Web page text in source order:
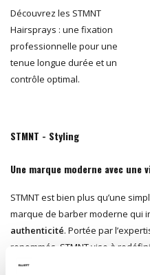
Découvrez les STMNT
Hairsprays : une fixation
professionnelle pour une
tenue longue durée et un
contrôle optimal.
STMNT - Styling
Une marque moderne avec une
STMNT est bien plus qu’une
marque de barber moderne qui
authenticité. Portée par
renommés, STMNT vise à
affirmer sa place dans l’industrie.